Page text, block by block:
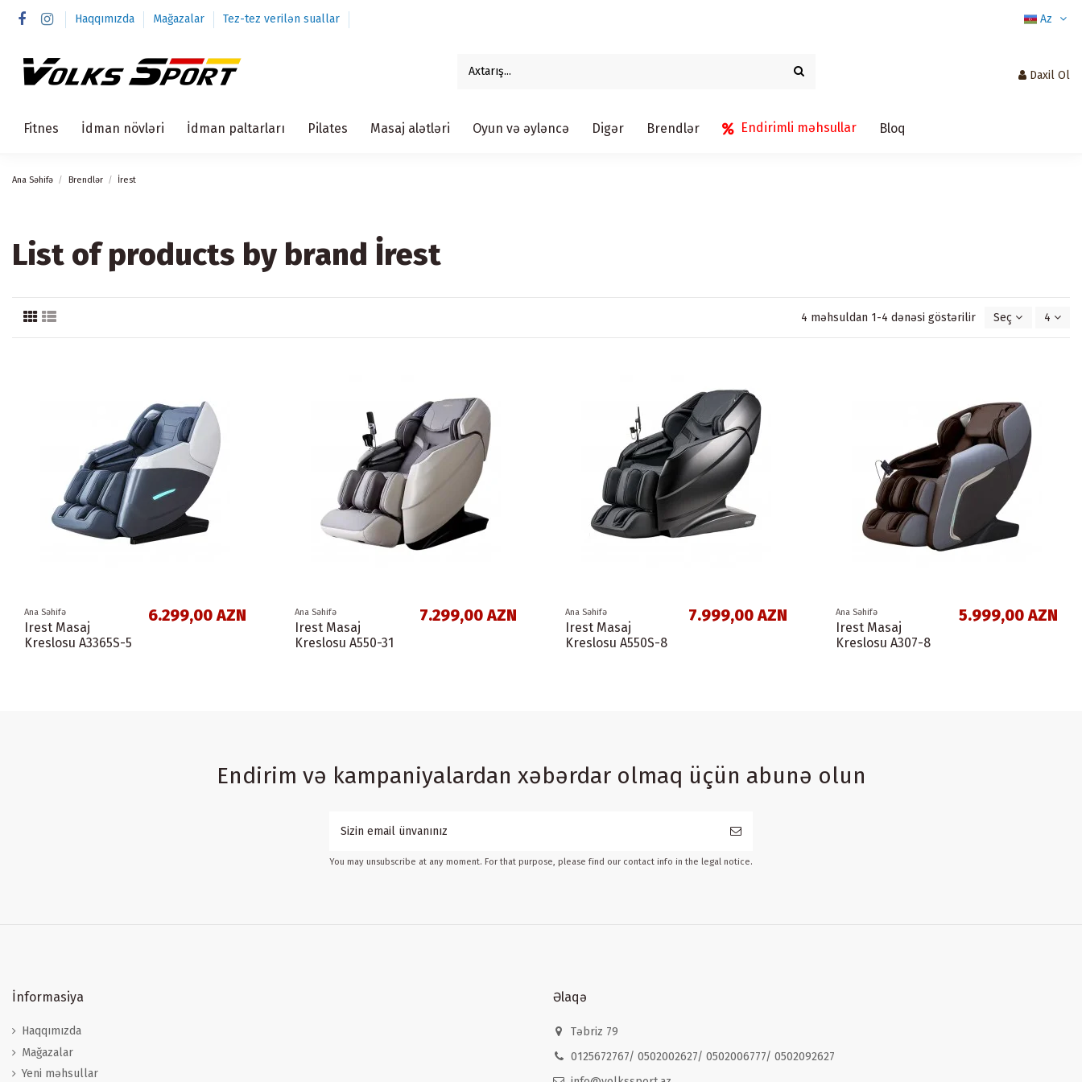
Haqqımızda Mağazalar Tez-tez verilən suallar Az
Daxil Ol
Fitnes İdman növləri İdman paltarları Pilates Masaj alətləri Oyun və əyləncə Digər Brendlər Endirimli məhsullar Bloq
Ana Səhifə Brendlər İrest
List of products by brand İrest
4 məhsuldan 1-4 dənəsi göstərilir Seç 4
Ana Səhifə
Irest Masaj
Kreslosu A3365S-5
6.299,00 AZN Ana Səhifə
Irest Masaj
Kreslosu A550-31
7.299,00 AZN Ana Səhifə
Irest Masaj
Kreslosu A550S-8
7.999,00 AZN Ana Səhifə
Irest Masaj
Kreslosu A307-8
5.999,00 AZN
Endirim və kampaniyalardan xəbərdar olmaq üçün abunə olun
You may unsubscribe at any moment. For that purpose, please find our contact info in the legal notice.
İnformasiya
Haqqımızda
Mağazalar
Yeni məhsullar
Əlaqə
Təbriz 79
0125672767/ 0502002627/ 0502006777/ 0502092627